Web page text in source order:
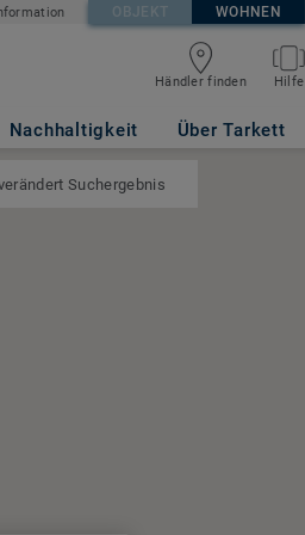
OBJEKT WOHNEN
Händler finden Hilfe
Nachhaltigkeit Über Tarkett
Suchergebnis